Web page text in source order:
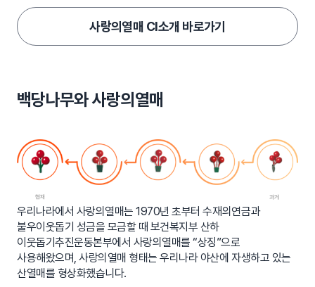
사랑의열매 CI소개 바로가기
백당나무와 사랑의열매
우리나라에서 사랑의열매는 1970년 초부터 수재의연금과
불우이웃돕기 성금을 모금할 때 보건복지부 산하
이웃돕기추진운동본부에서 사랑의열매를 “상징”으로
사용해왔으며, 사랑의열매 형태는 우리나라 야산에 자생하고 있는
산열매를 형상화했습니다.